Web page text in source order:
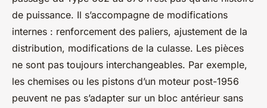
de puissance. Il s’accompagne de modifications
internes : renforcement des paliers, ajustement de la
distribution, modifications de la culasse. Les pièces
ne sont pas toujours interchangeables. Par exemple,
les chemises ou les pistons d’un moteur post-1956
peuvent ne pas s’adapter sur un bloc antérieur sans